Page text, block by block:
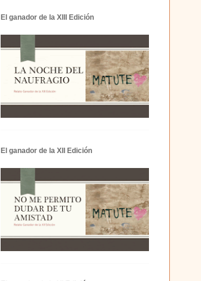
El ganador de la XIII Edición
El ganador de la XII Edición